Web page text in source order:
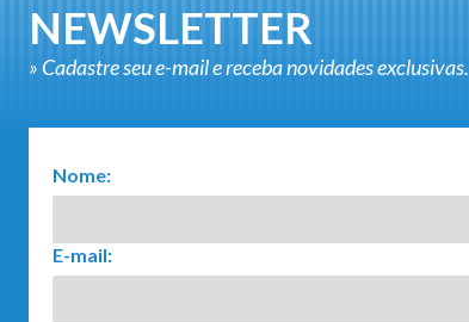
NEWSLETTER
» Cadastre seu e-mail e receba novidades exclusivas.
Nome:
E-mail: